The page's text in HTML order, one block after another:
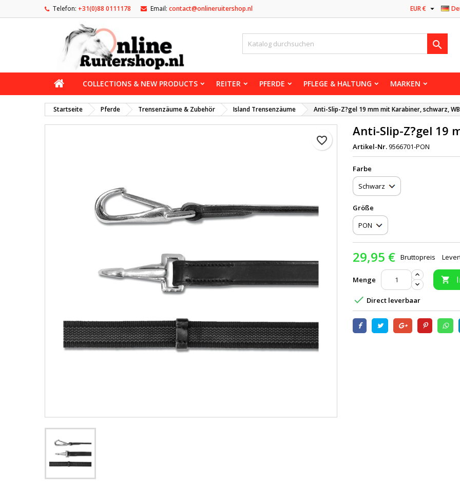
Telefon: +31(0)88 0111178 Email: contact@onlineruitershop.nl EUR € 

COLLECTIONS & NEW PRODUCTS REITER PFERDE PFLEGE & HALTUNG MARKEN
Startseite Pferde Trensenzäume & Zubehör Island Trensenzäume Anti-Slip-Z?gel 19 mm mit Karabiner, schwarz, WB
favorite_border
Anti-Slip-Z?gel 19
Artikel-Nr.9566701-PON
Farbe
Größe
29,95 € Bruttopreis
Menge 
 Direct leverbaar